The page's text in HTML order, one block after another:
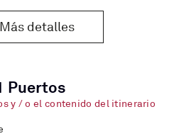
Más detalles
Puertos
y / o el contenido del itinerario